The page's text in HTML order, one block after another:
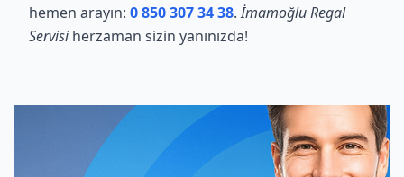
hemen arayın: 0 850 307 34 38.İmamoğlu Regal
Servisiherzaman sizin yanınızda!